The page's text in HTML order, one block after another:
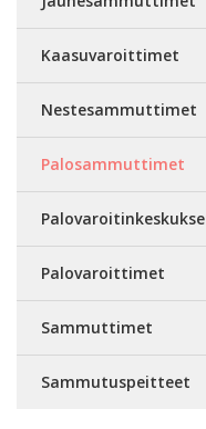
Kaasuvaroittimet
Nestesammuttimet
Palosammuttimet
Palovaroittimet
Sammuttimet
Sammutuspeitteet